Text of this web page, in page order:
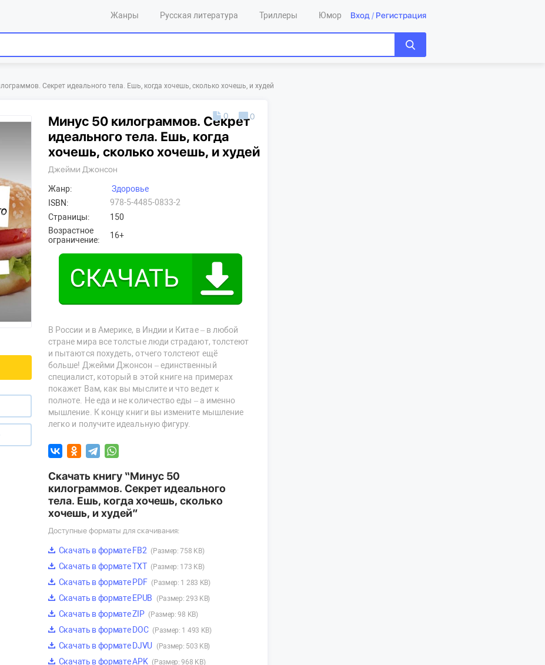
Жанры Русская литература Триллеры Юмор Вход / Регистрация
Секрет идеального тела. Ешь, когда хочешь, сколько хочешь, и худей
Минус 50 килограммов. Секрет
идеального тела. Ешь, когда
хочешь, сколько хочешь, и худей
Джейми Джонсон
Жанр:
Здоровье
ISBN:
978-5-4485-0833-2
Страницы:
150
Возрастное
ограничение:
16+
В России и в Америке, в Индии и Китае – в любой
стране мира все толстые люди страдают, толстеют
и пытаются похудеть, отчего толстеют ещё
больше! Джейми Джонсон – единственный
специалист, который в этой книге на примерах
покажет Вам, как вы мыслите и что ведет к
полноте. Не еда и не количество еды – а именно
мышление. К концу книги вы измените мышление
легко и получите идеальную фигуру.
0 0
Скачать книгу “Минус 50
килограммов. Секрет идеального
тела. Ешь, когда хочешь, сколько
хочешь, и худей”
Доступные форматы для скачивания:
Скачать в формате FB2 (Размер: 758 KB)
Скачать в формате TXT (Размер: 173 KB)
Скачать в формате PDF (Размер: 1 283 KB)
Скачать в формате EPUB (Размер: 293 KB)
Скачать в формате ZIP (Размер: 98 KB)
Скачать в формате DOC (Размер: 1 493 KB)
Скачать в формате DJVU (Размер: 503 KB)
Скачать в формате APK (Размер: 968 KB)